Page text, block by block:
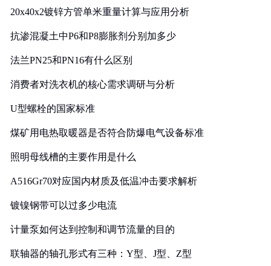
20x40x2镀锌方管单米重量计算与应用分析
抗渗混凝土中P6和P8膨胀剂分别加多少
法兰PN25和PN16有什么区别
消费者对洗衣机的核心需求调研与分析
U型螺栓的国家标准
煤矿用电热取暖器是否符合防爆电气设备标准
照明母线槽的主要作用是什么
A516Gr70对应国内材质及低温冲击要求解析
镀镍钢带可以过多少电流
计量泵如何达到控制和调节流量的目的
联轴器的轴孔形式有三种：Y型、J型、Z型